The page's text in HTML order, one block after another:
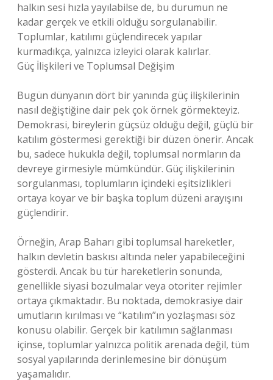
halkın sesi hızla yayılabilse de, bu durumun ne
kadar gerçek ve etkili olduğu sorgulanabilir.
Toplumlar, katılımı güçlendirecek yapılar
kurmadıkça, yalnızca izleyici olarak kalırlar.
Güç İlişkileri ve Toplumsal Değişim
Bugün dünyanın dört bir yanında güç ilişkilerinin
nasıl değiştiğine dair pek çok örnek görmekteyiz.
Demokrasi, bireylerin güçsüz olduğu değil, güçlü bir
katılım göstermesi gerektiği bir düzen önerir. Ancak
bu, sadece hukukla değil, toplumsal normların da
devreye girmesiyle mümkündür. Güç ilişkilerinin
sorgulanması, toplumların içindeki eşitsizlikleri
ortaya koyar ve bir başka toplum düzeni arayışını
güçlendirir.
Örneğin, Arap Baharı gibi toplumsal hareketler,
halkın devletin baskısı altında neler yapabileceğini
gösterdi. Ancak bu tür hareketlerin sonunda,
genellikle siyasi bozulmalar veya otoriter rejimler
ortaya çıkmaktadır. Bu noktada, demokrasiye dair
umutların kırılması ve “katılım”ın yozlaşması söz
konusu olabilir. Gerçek bir katılımın sağlanması
içinse, toplumlar yalnızca politik arenada değil, tüm
sosyal yapılarında derinlemesine bir dönüşüm
yaşamalıdır.